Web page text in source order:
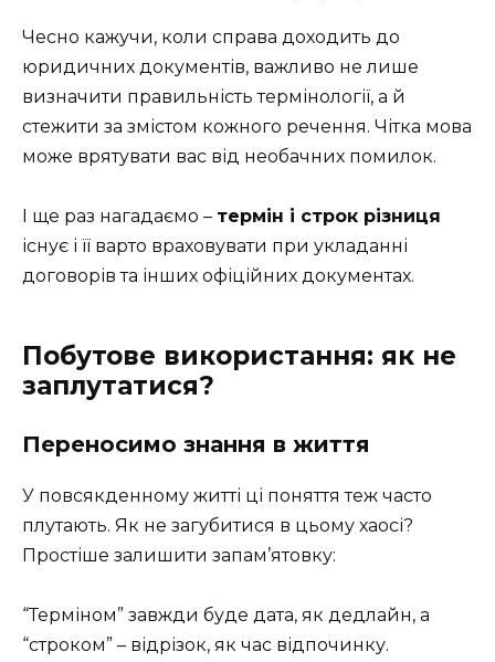
Чесно кажучи, коли справа доходить до
юридичних документів, важливо не лише
визначити правильність термінології, а й
стежити за змістом кожного речення. Чітка мова
може врятувати вас від необачних помилок.
І ще раз нагадаємо – термін і строк різниця
існує і її варто враховувати при укладанні
договорів та інших офіційних документах.
Побутове використання: як не
заплутатися?
Переносимо знання в життя
У повсякденному житті ці поняття теж часто
плутають. Як не загубитися в цьому хаосі?
Простіше залишити запам’ятовку:
“Терміном” завжди буде дата, як дедлайн, а
“строком” – відрізок, як час відпочинку.